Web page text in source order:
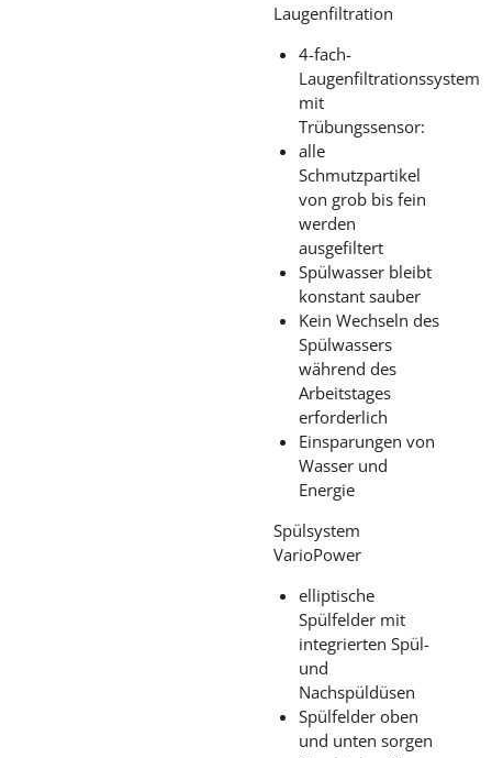
Laugenfiltration
4-fach-
Laugenfiltrationssystem
mit
Trübungssensor:
alle
Schmutzpartikel
von grob bis fein
werden
ausgefiltert
Spülwasser bleibt
konstant sauber
Kein Wechseln des
Spülwassers
während des
Arbeitstages
erforderlich
Einsparungen von
Wasser und
Energie
Spülsystem
VarioPower
elliptische
Spülfelder mit
integrierten Spül-
und
Nachspüldüsen
Spülfelder oben
und unten sorgen